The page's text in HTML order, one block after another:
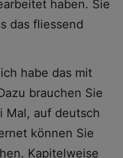
haben. Sie
das fliessend
habe das mit
brauchen Sie
Mal, auf deutsch
können Sie
Kapitelweise